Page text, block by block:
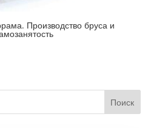
Производство бруса и